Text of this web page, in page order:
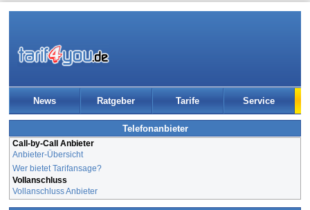
News Ratgeber Tarife Service
Telefonanbieter
Call-by-Call Anbieter
Anbieter-Übersicht
Wer bietet Tarifansage?
Vollanschluss
Vollanschluss Anbieter